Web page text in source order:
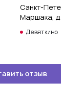
Санкт-
Маршака,
Девяткино
отзыв